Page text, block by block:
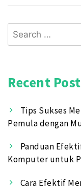
Search
for:
Recent
Tips Sukses
Pemula dengan
Panduan
Komputer untuk
Cara Efektif